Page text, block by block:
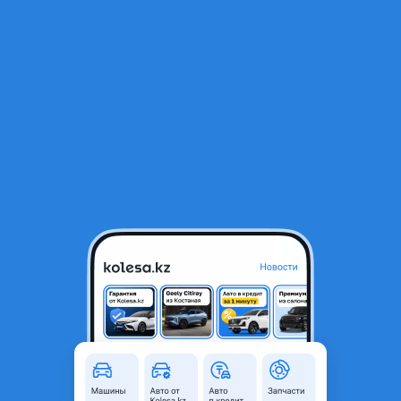
Рулевая рейка на БМВ BMW E36 E39 E46 E50 E60
Алматы, Алматинская